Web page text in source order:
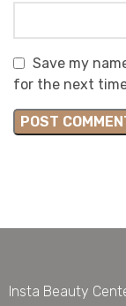
Save my
for the next
Insta Beauty